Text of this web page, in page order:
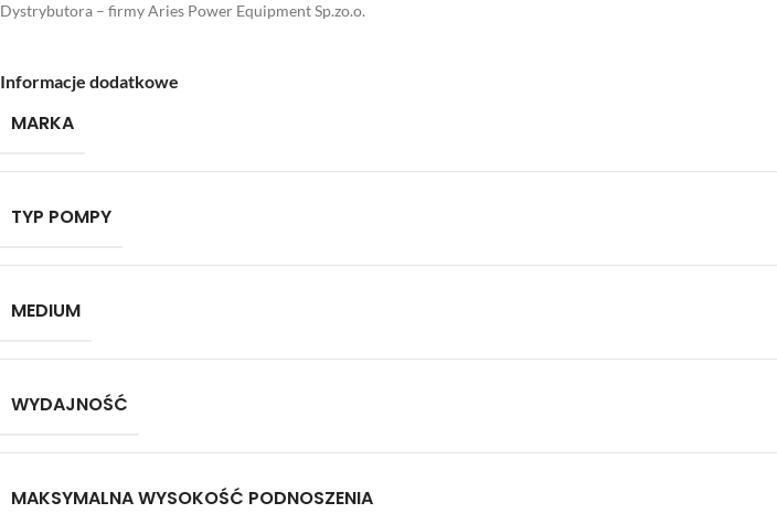
Dystrybutora – firmy Aries Power Equipment Sp.zo.o.
Informacje dodatkowe
MARKA
TYP POMPY
MEDIUM
WYDAJNOŚĆ
MAKSYMALNA WYSOKOŚĆ PODNOSZENIA